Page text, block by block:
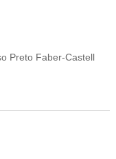
Preto Faber-Castell